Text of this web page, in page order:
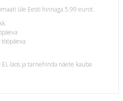
üle Eesti hinnaga 5.99 eurot.
laos ja tarnehinda näete kauba